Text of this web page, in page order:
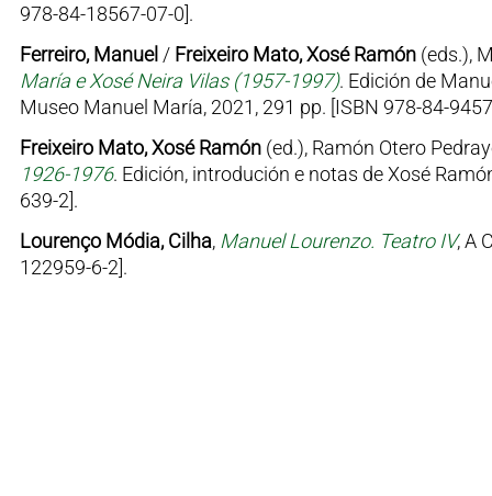
978-84-18567-07-0].
Ferreiro, Manuel / Freixeiro Mato, Xosé Ramón(eds.),
María e Xosé Neira Vilas (1957-1997). Edición de
Museo Manuel María, 2021, 291 pp. [ISBN 978-84-
Freixeiro Mato, Xosé Ramón(ed.), Ramón Otero
1926-1976. Edición, introdución e notas de Xosé
639-2].
Lourenço Módia, Cilha, Manuel Lourenzo. Teatro IV, A
122959-6-2].